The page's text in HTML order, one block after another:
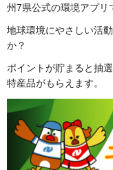
州7県公式の環境アプリ
地球環境にやさしい活
か？
ポイントが貯まると抽
特産品がもらえます。